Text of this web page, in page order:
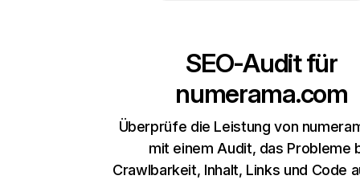
SEO-Audit für
numerama.com
Überprüfe die Leistung von
mit einem Audit, das Probleme
Crawlbarkeit, Inhalt, Links und Code